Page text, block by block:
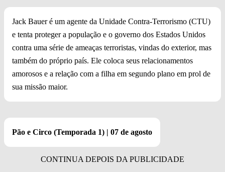
Jack Bauer é um agente da Unidade Contra-Terrorismo (CTU)
e tenta proteger a população e o governo dos Estados Unidos
contra uma série de ameaças terroristas, vindas do exterior, mas
também do próprio país. Ele coloca seus relacionamentos
amorosos e a relação com a filha em segundo plano em prol de
sua missão maior.
Pão e Circo (Temporada 1) | 07 de agosto